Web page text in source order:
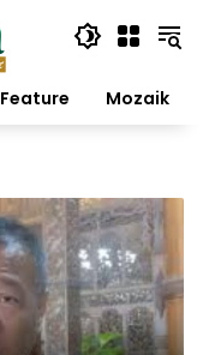
Feature Mozaik